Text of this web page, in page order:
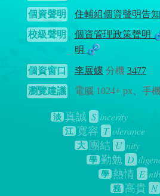
個資聲明
住輔組個資聲明告知
校級聲明
個資管理政策聲明
明
個資窗口 李展蝶 分機 3477
瀏覽建議
電腦 1024+ px、手
淡 真誠 S incerity
江 寬容 T olerance
大 團結 U nity
學 勤勉 D
學 熱情 E
務 高貴 N